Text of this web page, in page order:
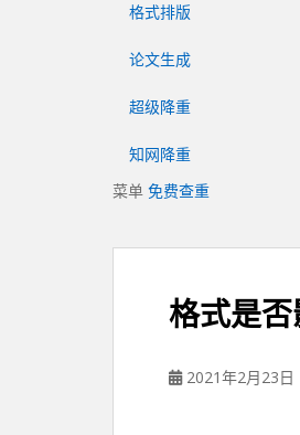
格式排版
论文生成
超级降重
知网降重
菜单 免费查重
格式是否
2021年2月23日